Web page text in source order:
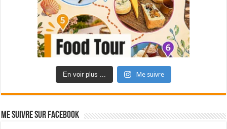
En voir plus ... Me suivre
Me suivre sur Facebook